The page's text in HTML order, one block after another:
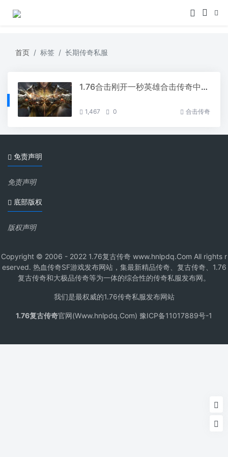
首页 标签 长期传奇私服
1.76合击刚开一秒英雄合击传奇中的幸运项链有什么用
1,467 0 合击传奇
免责声明
免责声明
底部版权
版权声明
Copyright © 2006 - 2022 1.76复古传奇 www.hnlpdq.Com All rights r
eserved. 热血传奇SF游戏发布网站，集最新精品传奇、复古传奇、1.76
复古传奇和大极品传奇等为一体的综合性的传奇私服发布网。
我们是最权威的1.76传奇私服发布网站
1.76复古传奇官网(Www.hnlpdq.Com) 豫ICP备11017889号-1